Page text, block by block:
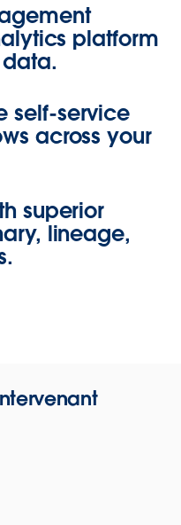
platform
self-service
across your
superior
lineage,